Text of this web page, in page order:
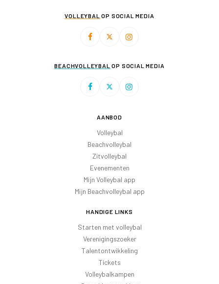
VOLLEYBAL OP SOCIAL MEDIA
BEACHVOLLEYBAL OP SOCIAL MEDIA
AANBOD
Volleybal
Beachvolleybal
Zitvolleybal
Evenementen
Mijn Volleybal app
Mijn Beachvolleybal app
HANDIGE LINKS
Starten met volleybal
Verenigingszoeker
Talentontwikkeling
Tickets
Volleybalkampen